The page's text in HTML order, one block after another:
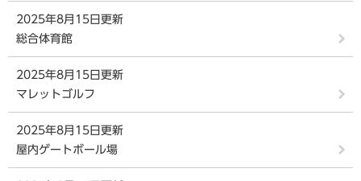
2025年8月15日更新
総合体育館
2025年8月15日更新
マレットゴルフ
2025年8月15日更新
屋内ゲートボール場